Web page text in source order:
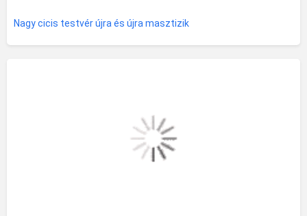
Nagy cicis testvér újra és újra masztizik